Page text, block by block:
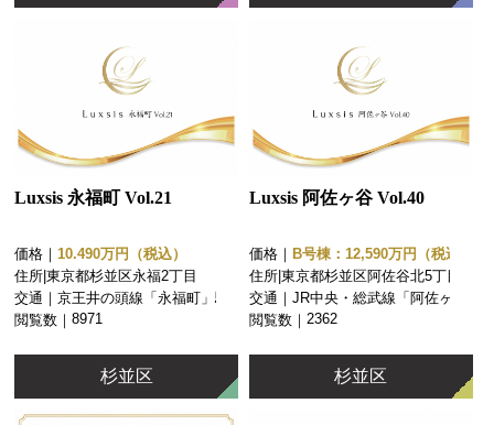
Luxsis 永福町 Vol.21
価格｜10.490万円（税込）
住所|東京都杉並区永福2丁目
交通｜京王井の頭線「永福町」駅 徒
歩11分
閲覧数｜8971
Luxsis 阿佐ヶ谷 Vol.40
価格｜ B号棟：12,590万円（税込）
住所| 東京都杉並区阿佐谷北5丁目
交通｜ JR中央・総武線「阿佐ヶ谷」
駅 徒歩9分
閲覧数｜ 2362
杉並区 杉並区